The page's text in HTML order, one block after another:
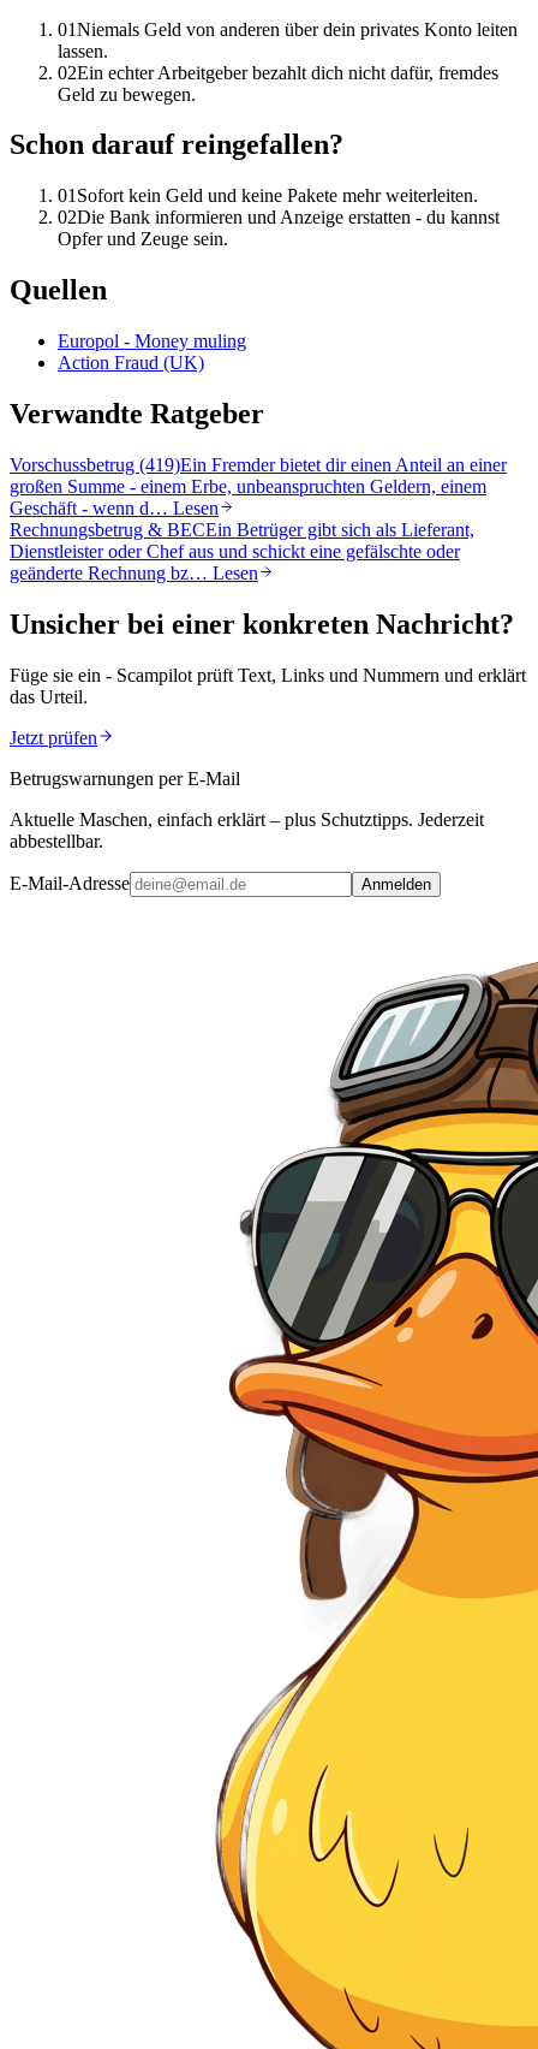
01Niemals Geld von anderen über dein privates Konto leiten
lassen.
02Ein echter Arbeitgeber bezahlt dich nicht dafür, fremdes
Geld zu bewegen.
Schon darauf reingefallen?
01 Sofort kein Geld und keine Pakete mehr weiterleiten.
02Die Bank informieren und Anzeige erstatten - du kannst
Opfer und Zeuge sein.
Quellen
Europol - Money muling
Action Fraud (UK)
Verwandte Ratgeber
Vorschussbetrug (419)Ein Fremder bietet dir einen Anteil an einer
großen Summe - einem Erbe, unbeanspruchten Geldern, einem
Geschäft - wenn d… Lesen
Rechnungsbetrug & BECEin Betrüger gibt sich als Lieferant,
Dienstleister oder Chef aus und schickt eine gefälschte oder
geänderte Rechnung bz… Lesen
Unsicher bei einer konkreten Nachricht?
Füge sie ein - Scampilot prüft Text, Links und Nummern und erklärt
das Urteil.
Jetzt prüfen
Betrugswarnungen per E-Mail
Aktuelle Maschen, einfach erklärt – plus Schutztipps. Jederzeit
abbestellbar.
E-Mail-Adresse Anmelden